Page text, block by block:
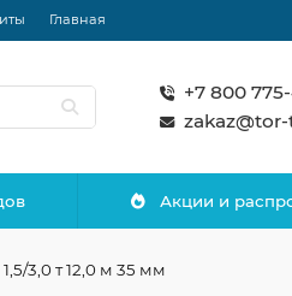
Главная
+7 800
Акции и
3,0 т 12,0 м 35 мм